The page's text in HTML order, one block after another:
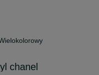
chanel